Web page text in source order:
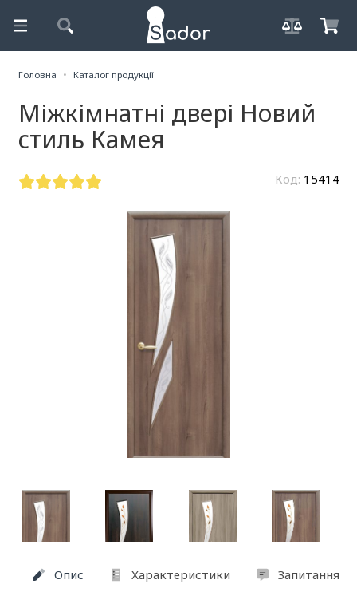
Головна Каталог продукції
Міжкімнатні двері Новий
стиль Камея
Код: 15414
Опис Характеристики Запитання